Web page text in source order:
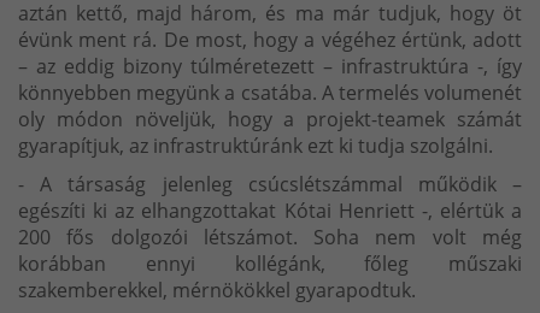
aztán kettő, majd három, és ma már tudjuk, hogy öt
évünk ment rá. De most, hogy a végéhez értünk, adott
– az eddig bizony túlméretezett – infrastruktúra -, így
könnyebben megyünk a csatába. A termelés volumenét
oly módon növeljük, hogy a projekt-teamek számát
gyarapítjuk, az infrastruktúránk ezt ki tudja szolgálni.
- A társaság jelenleg csúcslétszámmal működik –
egészíti ki az elhangzottakat Kótai Henriett -, elértük a
200 fős dolgozói létszámot. Soha nem volt még
korábban ennyi kollégánk, főleg műszaki
szakemberekkel, mérnökökkel gyarapodtuk.